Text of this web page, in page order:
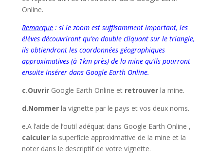
Online.
Remarque: si le zoom est suffisamment important, les
élèves découvriront qu’en double cliquant sur le triangle,
ils obtiendront les coordonnées géographiques
approximatives (à 1km près) de la mine qu’ils pourront
ensuite insérer dans Google Earth Online.
c.OuvrirGoogle Earth Online et retrouverla mine.
d.Nommerla vignette par le pays et vos deux noms.
e.A l’aide de l’outil adéquat dans Google Earth Online ,
calculerla superficie approximative de la mine et la
noter dans le descriptif de votre vignette.